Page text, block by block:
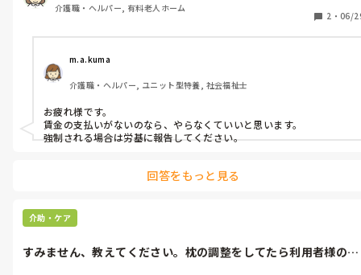
介護職・ヘルパー, 有料老人ホーム
2 ・ 06/
m.a.kuma
介護職・ヘルパー, ユニット型特養, 社会福祉士
お疲れ様です。
賃金の支払いがないのなら、やらなくていいと思います。
強制される場合は労基に報告してください。
回答をもっと見る
介助・ケア
すみません、教えてください。枕の調整をしてたら利用者様の髪